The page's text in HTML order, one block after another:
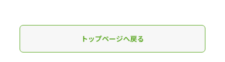
トップページへ戻る